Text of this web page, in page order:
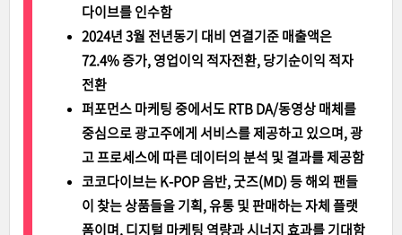
다이브를 인수함
2024년 3월 전년동기 대비 연결기준 매출액은
72.4% 증가, 영업이익 적자전환, 당기순이익 적자
전환
퍼포먼스 마케팅 중에서도 RTB DA/동영상 매체를
중심으로 광고주에게 서비스를 제공하고 있으며, 광
고 프로세스에 따른 데이터의 분석 및 결과를 제공함
코코다이브는 K-POP 음반, 굿즈(MD) 등 해외 팬들
이 찾는 상품들을 기획, 유통 및 판매하는 자체 플랫
폼이며, 디지털 마케팅 역량과 시너지 효과를 기대함